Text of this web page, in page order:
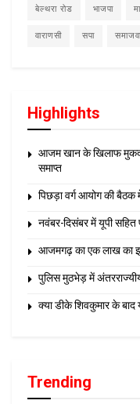
बेल्थरा रोड भाजपा
वाराणसी सपा
Highlights
आजम खान के खिलाफ
समाप्त
पिछड़ा वर्ग आयोग की बैठक
नवंबर-दिसंबर में यूपी सहित
आजमगढ़ का एक लाख का
पुलिस मुठभेड़ में
क्या डीके शिवकुमार के
Trending